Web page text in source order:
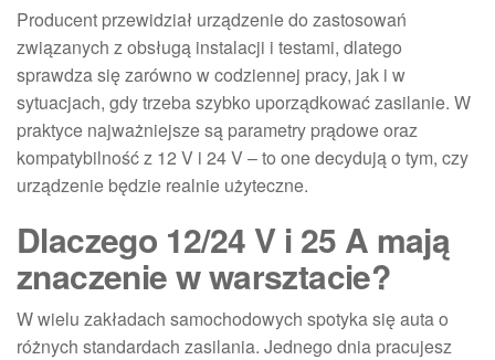
Producent przewidział urządzenie do zastosowań
związanych z obsługą instalacji i testami, dlatego
sprawdza się zarówno w codziennej pracy, jak i w
sytuacjach, gdy trzeba szybko uporządkować zasilanie. W
praktyce najważniejsze są parametry prądowe oraz
kompatybilność z 12 V i 24 V – to one decydują o tym, czy
urządzenie będzie realnie użyteczne.
Dlaczego 12/24 V i 25 A mają
znaczenie w warsztacie?
W wielu zakładach samochodowych spotyka się auta o
różnych standardach zasilania. Jednego dnia pracujesz